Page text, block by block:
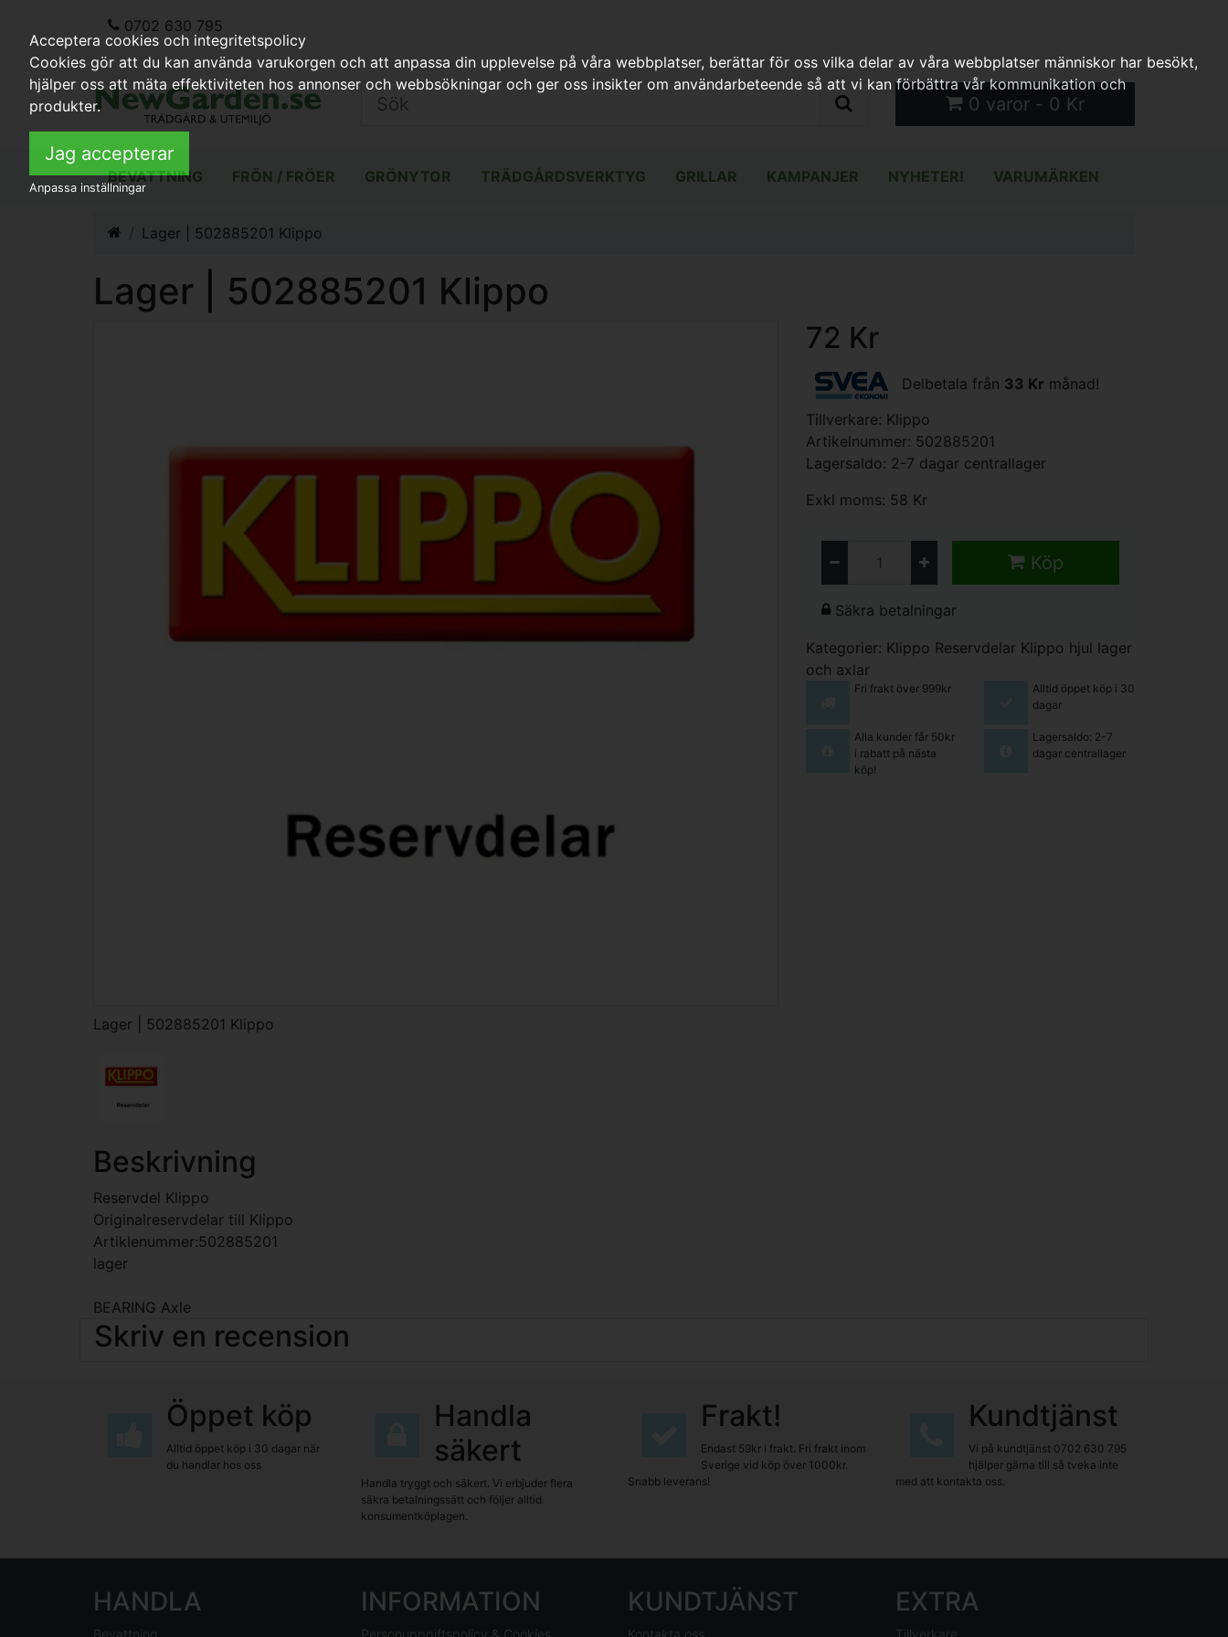
0702 630 795
0 varor - 0 Kr
BEVATTNING FRÖN / FRÖER GRÖNYTOR TRÄDGÅRDSVERKTYG GRILLAR KAMPANJER NYHETER! VARUMÄRKEN
Lager | 502885201 Klippo
Lager | 502885201 Klippo
Lager | 502885201 Klippo
72 Kr
Delbetala från 33 Kr månad!
Tillverkare: Klippo
Artikelnummer: 502885201
Lagersaldo: 2-7 dagar centrallager
Exkl moms: 58 Kr
Köp
Säkra betalningar
Kategorier: Klippo Reservdelar Klippo hjul lager
och axlar
Fri frakt över 999kr
Alltid öppet köp i 30
dagar
Alla kunder får 50kr
i rabatt på nästa
köp!
Lagersaldo: 2-7
dagar centrallager
Beskrivning
Reservdel Klippo
Originalreservdelar till Klippo
Artiklenummer:502885201
lager
BEARING Axle
Skriv en recension
Öppet köp
Alltid öppet köp i 30 dagar när
du handlar hos oss
Handla
säkert
Handla tryggt och säkert. Vi erbjuder flera
säkra betalningssätt och följer alltid
konsumentköplagen.
Frakt!
Endast 59kr i frakt. Fri frakt inom
Sverige vid köp över 1000kr.
Snabb leverans!
Kundtjänst
Vi på kundtjänst 0702 630 795
hjälper gärna till så tveka inte
med att kontakta oss.
HANDLA
Bevattning
INFORMATION
Personuppgiftspolicy & Cookies
KUNDTJÄNST
Kontakta oss
EXTRA
Tillverkare
Acceptera cookies och integritetspolicy
Cookies gör att du kan använda varukorgen och att anpassa din upplevelse på våra webbplatser, berättar för oss vilka delar av våra webbplatser människor har besökt,
hjälper oss att mäta effektiviteten hos annonser och webbsökningar och ger oss insikter om användarbeteende så att vi kan förbättra vår kommunikation och
produkter.
Jag accepterar
Anpassa inställningar